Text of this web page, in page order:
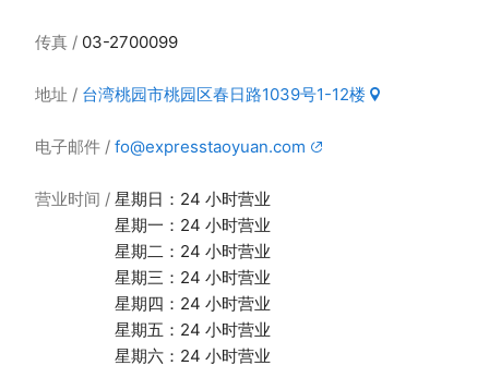
传真 03-2700099
地址 台湾桃园市桃园区春日路1039号1-12楼
电子邮件 fo@expresstaoyuan.com
营业时间
星期日：24 小时营业
星期一：24 小时营业
星期二：24 小时营业
星期三：24 小时营业
星期四：24 小时营业
星期五：24 小时营业
星期六：24 小时营业